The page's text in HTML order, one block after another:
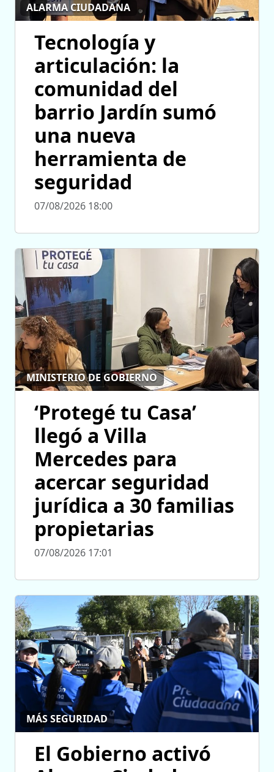
ALARMA CIUDADANA
Tecnología y
articulación: la
comunidad del
barrio Jardín sumó
una nueva
herramienta de
seguridad
07/08/2026 18:00
MINISTERIO DE GOBIERNO
‘Protegé tu Casa’
llegó a Villa
Mercedes para
acercar seguridad
jurídica a 30 familias
propietarias
07/08/2026 17:01
MÁS SEGURIDAD
El Gobierno activó